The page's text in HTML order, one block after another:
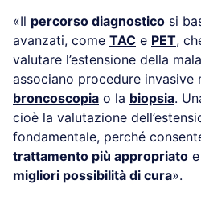
«Il percorso diagnostico si
avanzati, come TAC e PET,
valutare l’estensione della
associano procedure invasive
broncoscopia o la biopsia.
cioè la valutazione
fondamentale, perché
trattamento più appropriato
migliori possibilità di cura».